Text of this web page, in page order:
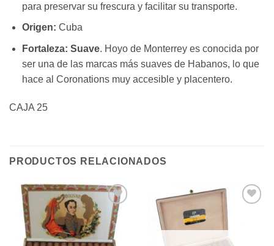
para preservar su frescura y facilitar su transporte.
Origen: Cuba
Fortaleza: Suave. Hoyo de Monterrey es conocida por
ser una de las marcas más suaves de Habanos, lo que
hace al Coronations muy accesible y placentero.
CAJA 25
PRODUCTOS RELACIONADOS
Añadir
a la
lista de
deseos